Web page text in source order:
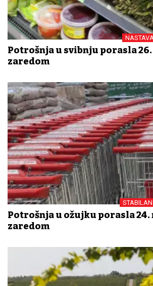
Potrošnja u svibnju porasla
zaredom
Potrošnja u ožujku porasla 24.
zaredom